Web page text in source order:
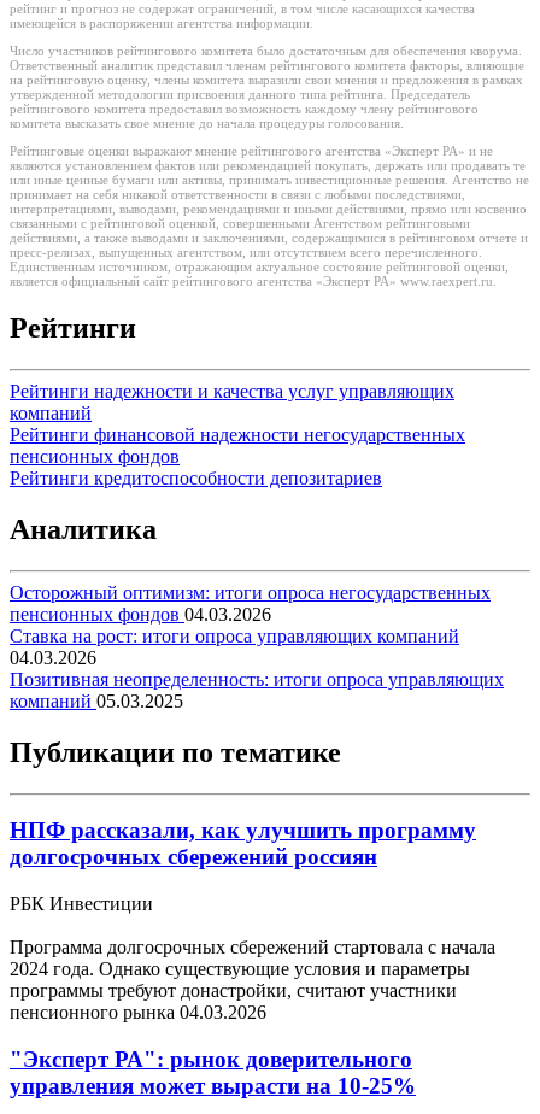
рейтинг и прогноз не содержат ограничений, в том числе касающихся качества
имеющейся в распоряжении агентства информации.
Число участников рейтингового комитета было достаточным для обеспечения кворума.
Ответственный аналитик представил членам рейтингового комитета факторы, влияющие
на рейтинговую оценку, члены комитета выразили свои мнения и предложения в рамках
утвержденной методологии присвоения данного типа рейтинга. Председатель
рейтингового комитета предоставил возможность каждому члену рейтингового
комитета высказать свое мнение до начала процедуры голосования.
Рейтинговые оценки выражают мнение рейтингового агентства «Эксперт РА» и не
являются установлением фактов или рекомендацией покупать, держать или продавать те
или иные ценные бумаги или активы, принимать инвестиционные решения. Агентство не
принимает на себя никакой ответственности в связи с любыми последствиями,
интерпретациями, выводами, рекомендациями и иными действиями, прямо или косвенно
связанными с рейтинговой оценкой, совершенными Агентством рейтинговыми
действиями, а также выводами и заключениями, содержащимися в рейтинговом отчете и
пресс-релизах, выпущенных агентством, или отсутствием всего перечисленного.
Единственным источником, отражающим актуальное состояние рейтинговой оценки,
является официальный сайт рейтингового агентства «Эксперт РА» www.raexpert.ru.
Рейтинги
Рейтинги надежности и качества услуг управляющих
компаний
Рейтинги финансовой надежности негосударственных
пенсионных фондов
Рейтинги кредитоспособности депозитариев
Аналитика
Осторожный оптимизм: итоги опроса негосударственных
пенсионных фондов 04.03.2026
Ставка на рост: итоги опроса управляющих компаний
04.03.2026
Позитивная неопределенность: итоги опроса управляющих
компаний 05.03.2025
Публикации по тематике
НПФ рассказали, как улучшить программу
долгосрочных сбережений россиян
РБК Инвестиции
Программа долгосрочных сбережений стартовала с начала
2024 года. Однако существующие условия и параметры
программы требуют донастройки, считают участники
пенсионного рынка 04.03.2026
"Эксперт РА": рынок доверительного
управления может вырасти на 10-25%